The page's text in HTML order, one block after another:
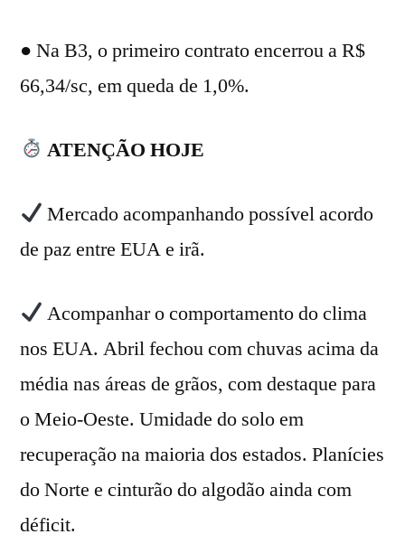
● Na B3, o primeiro contrato encerrou a R$
66,34/sc, em queda de 1,0%.
ATENÇÃO HOJE
Mercado acompanhando possível acordo
de paz entre EUA e irã.
Acompanhar o comportamento do clima
nos EUA. Abril fechou com chuvas acima da
média nas áreas de grãos, com destaque para
o Meio-Oeste. Umidade do solo em
recuperação na maioria dos estados. Planícies
do Norte e cinturão do algodão ainda com
déficit.